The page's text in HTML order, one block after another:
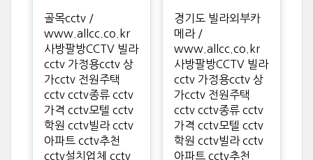
골목cctv /
www.allcc.co.kr
사방팔방CCTV 빌라
cctv 가정용cctv 상
가cctv 전원주택
cctv cctv종류 cctv
가격 cctv모텔 cctv
학원 cctv빌라 cctv
아파트 cctv추천
cctv설치업체 cctv
경기도 빌라외부카
메라 /
www.allcc.co.kr
사방팔방CCTV 빌라
cctv 가정용cctv 상
가cctv 전원주택
cctv cctv종류 cctv
가격 cctv모텔 cctv
학원 cctv빌라 cctv
아파트 cctv추천